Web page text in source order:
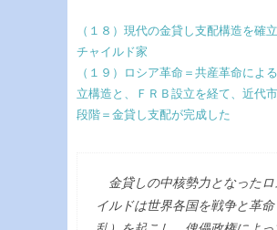
（１８）現代の金貸し支配構造を確
チャイルド家
（１９）ロシア革命＝共産革命によ
立構造と、ＦＲＢ設立を経て、近代
段階＝金貸し支配が完成した
金貸しの中核勢力となったロ
イルドは世界各国を戦争と革